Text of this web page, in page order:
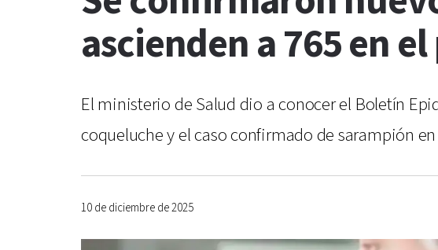
ascienden a 765 en
El ministerio de Salud dio a conocer el Boletín
coqueluche y el caso confirmado de sarampión en
10 de diciembre de 2025